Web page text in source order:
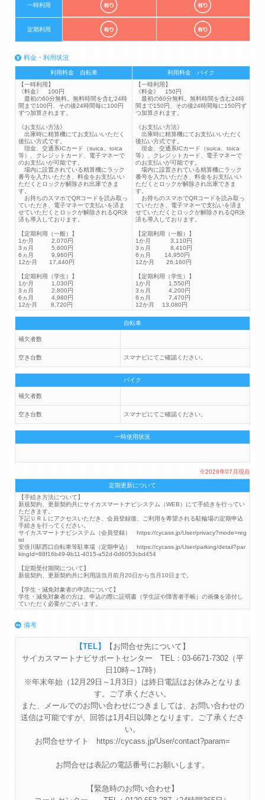
一時利用
定期利用
料金・利用状況
利用料金 自転車
利用料金 バイク
【一時利用】
《料金》 100円
最初の60分無料。無料時間を含む24時
間まで100円、その後24時間毎に100円
ずつ加算されます。
《お支払い方法》
出庫時に精算機にてお支払いいただく
後払い方式です。
現金、交通系ICカード（suica、toica
等）、クレジットカード、電子マネーで
のお支払いが可能です。
場内に設置されている精算機にラック
番号を入力いただき、料金をお支払いい
ただくとロックが解除され出庫できま
す。
お持ちのスマホでQRコードを読み取っ
ていただき、電子マネーで支払いを済ま
せていただくとロックが解除されるQR決
済も導入しております。
【定期利用（一般）】
1か月 2,070円
3ヵ月 5,600円
6ヵ月 9,960円
12か月 17,440円
【定期利用（学生）】
1か月 1,030円
3ヵ月 2,800円
6ヵ月 4,980円
12か月 8,720円
【一時利用】
《料金》 150円
最初の60分無料。無料時間を含む24時
間まで150円、その後24時間毎に150円ず
つ加算されます。
《お支払い方法》
出庫時に精算機にてお支払いいただく
後払い方式です。
現金、交通系ICカード（suica、toica
等）、クレジットカード、電子マネーで
のお支払いが可能です。
場内に設置されている精算機にラック
番号を入力いただき、料金をお支払いい
ただくとロックが解除され出庫できま
す。
お持ちのスマホでQRコードを読み取っ
ていただき、電子マネーで支払いを済ま
せていただくとロックが解除されるQR決
済も導入しております。
【定期利用（一般）】
1か月 3,110円
3ヵ月 8,410円
6ヵ月 14,950円
12か月 26,160円
【定期利用（学生）】
1か月 1,550円
3ヵ月 4,200円
6ヵ月 7,470円
12か月 13,080円
自転車
補欠者数
空き台数 スマナビにてご確認ください。
バイク
補欠者数
空き台数 スマナビにてご確認ください。
一時使用状況
※2026年07月現在
定期更新について
【手続き方法について】
新規契約、更新契約共にサイカスマートナビシステム（WEB）にて手続きを行ってい
ただきます。
下記ＵＲＬにアクセスいただき、会員登録後、ご利用を希望される駐輪場の定期申込
手続きを行ってください。
サイカスマートナビシステム（会員登録） https://cycass.jp/User/privacy?mode=reg
ist
安倍川駅西口自転車等駐車場（定期申込） https://cycass.jp/User/parking/detail?par
kingId=88f16b49-9b11-4015-a52d-0d6053cbd454
【定期受付期間について】
新規契約、更新契約共に利用該当月前月20日から当月10日まで。
【学生・減免対象者の申請について】
学生・減免対象者の方は、申込の際に証明書（学生証や障害者手帳）の画像を添付し
ていただく必要がございます。
備考
【お問合せ先について】
サイカスマートナビサポートセンター TEL：03-6671-7302（平
日10時～17時）
※年末年始（12月29日～1月3日）は終日電話はお休みとなりま
す。ご了承ください。
また、メールでのお問い合わせにつきましては、お問い合わせの
送信は可能ですが、回答は1月4日以降となります。ご了承くださ
い。
お問合せサイト https://cycass.jp/User/contact?param=
お問合せは表記の電話番号にお願いします。
【緊急時のお問い合わせ】